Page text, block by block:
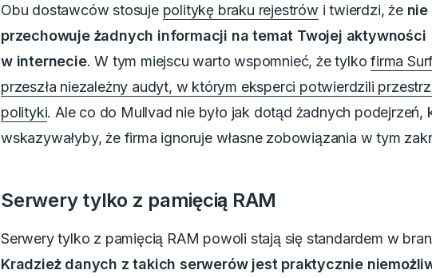
Obu dostawców stosuje politykę braku rejestrów i twierdzi, że nie
przechowuje żadnych informacji na temat Twojej aktywności
w internecie. W tym miejscu warto wspomnieć, że tylkofirma
przeszła niezależny audyt, w którym eksperci potwierdzili
polityki. Ale co do Mullvad nie było jak dotąd żadnych podejrzeń,
wskazywałyby, że firma ignoruje własne zobowiązania w tym
Serwery tylko z pamięcią RAM
Serwery tylko z pamięcią RAM powoli stają się standardem w
Kradzież danych z takich serwerów jest praktycznie